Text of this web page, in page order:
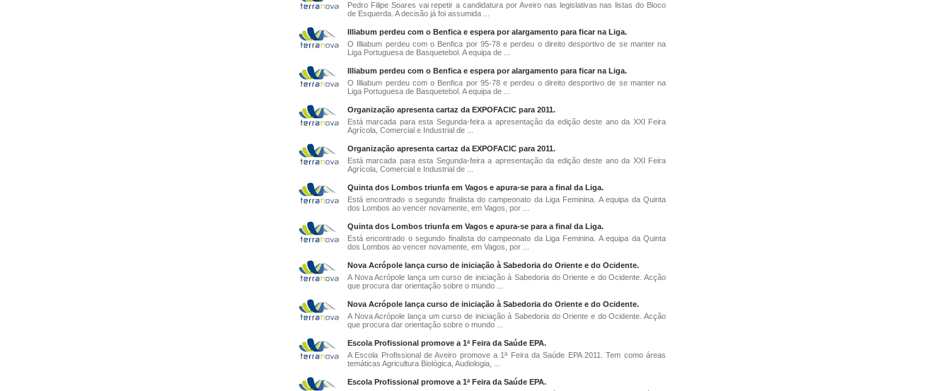
Pedro Filipe Soares vai repetir a candidatura por Aveiro nas legislativas nas listas do Bloco
de Esquerda. A decisão já foi assumida ...
Illiabum perdeu com o Benfica e espera por alargamento para ficar na Liga.
O Illiabum perdeu com o Benfica por 95-78 e perdeu o direito desportivo de se manter na
Liga Portuguesa de Basquetebol. A equipa de ...
Illiabum perdeu com o Benfica e espera por alargamento para ficar na Liga.
O Illiabum perdeu com o Benfica por 95-78 e perdeu o direito desportivo de se manter na
Liga Portuguesa de Basquetebol. A equipa de ...
Organização apresenta cartaz da EXPOFACIC para 2011.
Está marcada para esta Segunda-feira a apresentação da edição deste ano da XXI Feira
Agrícola, Comercial e Industrial de ...
Organização apresenta cartaz da EXPOFACIC para 2011.
Está marcada para esta Segunda-feira a apresentação da edição deste ano da XXI Feira
Agrícola, Comercial e Industrial de ...
Quinta dos Lombos triunfa em Vagos e apura-se para a final da Liga.
Está encontrado o segundo finalista do campeonato da Liga Feminina. A equipa da Quinta
dos Lombos ao vencer novamente, em Vagos, por ...
Quinta dos Lombos triunfa em Vagos e apura-se para a final da Liga.
Está encontrado o segundo finalista do campeonato da Liga Feminina. A equipa da Quinta
dos Lombos ao vencer novamente, em Vagos, por ...
Nova Acrópole lança curso de iniciação à Sabedoria do Oriente e do Ocidente.
A Nova Acrópole lança um curso de iniciação à Sabedoria do Oriente e do Ocidente. Acção
que procura dar orientação sobre o mundo ...
Nova Acrópole lança curso de iniciação à Sabedoria do Oriente e do Ocidente.
A Nova Acrópole lança um curso de iniciação à Sabedoria do Oriente e do Ocidente. Acção
que procura dar orientação sobre o mundo ...
Escola Profissional promove a 1ª Feira da Saúde EPA.
A Escola Profissional de Aveiro promove a 1ª Feira da Saúde EPA 2011. Tem como áreas
temáticas Agricultura Biológica, Audiologia, ...
Escola Profissional promove a 1ª Feira da Saúde EPA.